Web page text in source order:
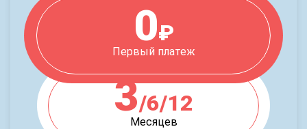
0₽
Первый платеж
3/6/12
Месяцев